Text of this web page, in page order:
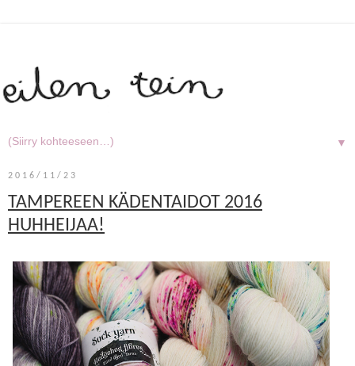
▼
2016/11/23
TAMPEREEN KÄDENTAIDOT 2016
HUHHEIJAA!